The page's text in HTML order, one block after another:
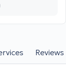
Reviews